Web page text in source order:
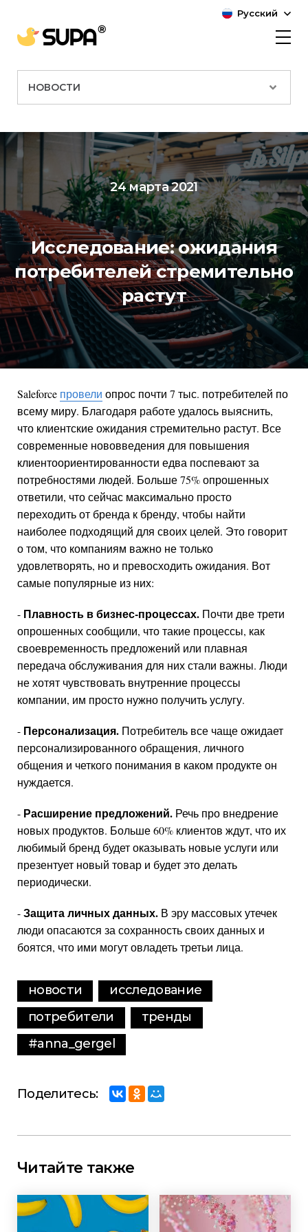
Русский
НОВОСТИ
24 марта 2021
Исследование: ожидания
потребителей стремительно
растут
Saleforce провели опрос почти 7 тыс. потребителей по
всему миру. Благодаря работе удалось выяснить,
что клиентские ожидания стремительно растут. Все
современные нововведения для повышения
клиентоориентированности едва поспевают за
потребностями людей. Больше 75% опрошенных
ответили, что сейчас максимально просто
переходить от бренда к бренду, чтобы найти
наиболее подходящий для своих целей. Это говорит
о том, что компаниям важно не только
удовлетворять, но и превосходить ожидания. Вот
самые популярные из них:
- Плавность в бизнес-процессах. Почти две трети
опрошенных сообщили, что такие процессы, как
своевременность предложений или плавная
передача обслуживания для них стали важны. Люди
не хотят чувствовать внутренние процессы
компании, им просто нужно получить услугу.
- Персонализация. Потребитель все чаще ожидает
персонализированного обращения, личного
общения и четкого понимания в каком продукте он
нуждается.
- Расширение предложений. Речь про внедрение
новых продуктов. Больше 60% клиентов ждут, что их
любимый бренд будет оказывать новые услуги или
презентует новый товар и будет это делать
периодически.
-Защита личных данных. В эру массовых утечек
люди опасаются за сохранность своих данных и
боятся, что ими могут овладеть третьи лица.
новости
исследование
потребители
тренды
#anna_gergel
Поделитесь:
Читайте также